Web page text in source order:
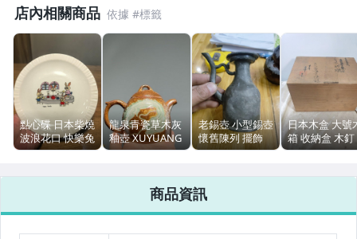
男性精品與服飾
偶像、球員卡與郵幣
女裝與服飾配件
手錶與飾品配件
女包精品與女鞋
店內相關商品
點心碟 日本柴燒
波浪花口 快樂兔
子 卡通畫片
龍泉青瓷草木灰
釉壺 XUYUANG
手工茶壺 160ml
老錫壺 小型錫壺
懷舊陳列 擺飾
茶具使用
日本木盒 大號
箱 收納盒 木釘
棕繩
商品資訊